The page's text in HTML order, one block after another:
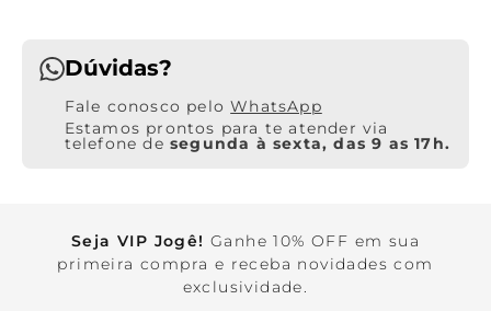
Dúvidas?
WhatsApp
Estamos prontos para te atender via
telefone de segunda à sexta, das 9 as 17h.
Seja VIP Jogê! Ganhe 10% OFF em sua
primeira compra e receba novidades com
exclusividade.